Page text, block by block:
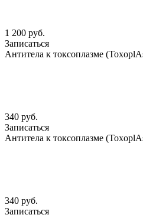
1 200 руб.
Записаться
Антитела к токсоплазме
340 руб.
Записаться
Антитела к токсоплазме
340 руб.
Записаться